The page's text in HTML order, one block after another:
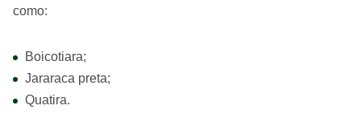
como:
Boicotiara;
Jararaca preta;
Quatira.